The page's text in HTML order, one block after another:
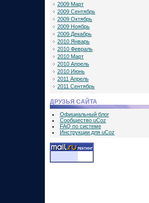
2009 Март
2009 Сентябрь
2009 Октябрь
2009 Ноябрь
2009 Декабрь
2010 Январь
2010 Февраль
2010 Март
2010 Апрель
2010 Июнь
2011 Апрель
2011 Сентябрь
ДРУЗЬЯ САЙТА
Официальный блог
Сообщество uCoz
FAQ по системе
Инструкции для uCoz